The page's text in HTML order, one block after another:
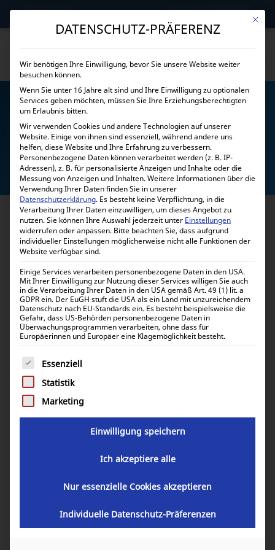
→
PYTES
Alle 20 Ergebnisse werden angezeigt
Standardsortierung
Lithium Akku 51,2V 100Ah 5,1kWh Pytes V5a
920,00€ inkl. 0% MwSt.
Mit
DATENSCHUTZ-PRÄFERENZ
Wir benötigen Ihre Einwilligung, bevor Sie unsere Website weiter
besuchen können.
Wenn Sie unter 16 Jahre alt sind und Ihre Einwilligung zu optionalen
Services geben möchten, müssen Sie Ihre Erziehungsberechtigten
um Erlaubnis bitten.
Wir verwenden Cookies und andere Technologien auf unserer
Website. Einige von ihnen sind essenziell, während andere uns
helfen, diese Website und Ihre Erfahrung zu verbessern.
Personenbezogene Daten können verarbeitet werden (z. B. IP-
Adressen), z. B. für personalisierte Anzeigen und Inhalte oder die
Messung von Anzeigen und Inhalten.Weitere Informationen über die
Verwendung Ihrer Daten finden Sie in unserer
Datenschutzerklärung. Es besteht keine Verpflichtung, in die
Verarbeitung Ihrer Daten einzuwilligen, um dieses Angebot zu
nutzen.Sie können Ihre Auswahl jederzeit unter Einstellungen
widerrufen oder anpassen. Bitte beachten Sie, dass aufgrund
individueller Einstellungen möglicherweise nicht alle Funktionen der
Website verfügbar sind.
Einige Services verarbeiten personenbezogene Daten in den USA.
Mit Ihrer Einwilligung zur Nutzung dieser Services willigen Sie auch
in die Verarbeitung Ihrer Daten in den USA gemäß Art. 49 (1) lit. a
GDPR ein. Der EuGH stuft die USA als ein Land mit unzureichendem
Datenschutz nach EU-Standards ein. Es besteht beispielsweise die
Gefahr, dass US-Behörden personenbezogene Daten in
Überwachungsprogrammen verarbeiten, ohne dass für
Europäerinnen und Europäer eine Klagemöglichkeit besteht.
Es folgt eine Liste der Service-Gruppen, für die eine
Essenziell
Statistik
Marketing
Einwilligung speichern
Ich akzeptiere alle
Nur essenzielle Cookies akzeptieren
Individuelle Datenschutz-Präferenzen